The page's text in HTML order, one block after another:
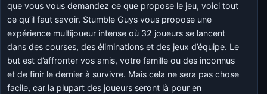
que vous vous demandez ce que propose le jeu, voici tout
ce qu’il faut savoir. Stumble Guys vous propose une
expérience multijoueur intense où 32 joueurs se lancent
dans des courses, des éliminations et des jeux d’équipe. Le
but est d’affronter vos amis, votre famille ou des inconnus
et de finir le dernier à survivre. Mais cela ne sera pas chose
facile, car la plupart des joueurs seront là pour en